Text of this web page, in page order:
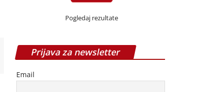
Pogledaj rezultate
Prijava za newsletter
Email